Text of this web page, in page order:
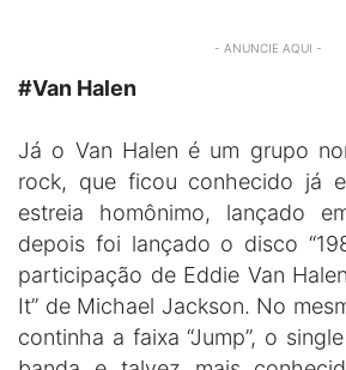
- ANUNCIE AQUI -
#Van Halen
Já o Van Halen é um grupo
rock, que ficou conhecido já
estreia homônimo, lançado
depois foi lançado o disco
participação de Eddie Van
It” de Michael Jackson. No
continha a faixa “Jump”, o